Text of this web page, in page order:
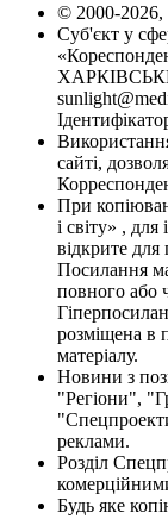
© 2000-2026,
Суб'єкт у
сайті,
При
і світу» ,
відкрите
Посилання
повного або
розміщена в
матеріалу.
Новини з
"Регіони",
реклами.
Розділ
Будь яке